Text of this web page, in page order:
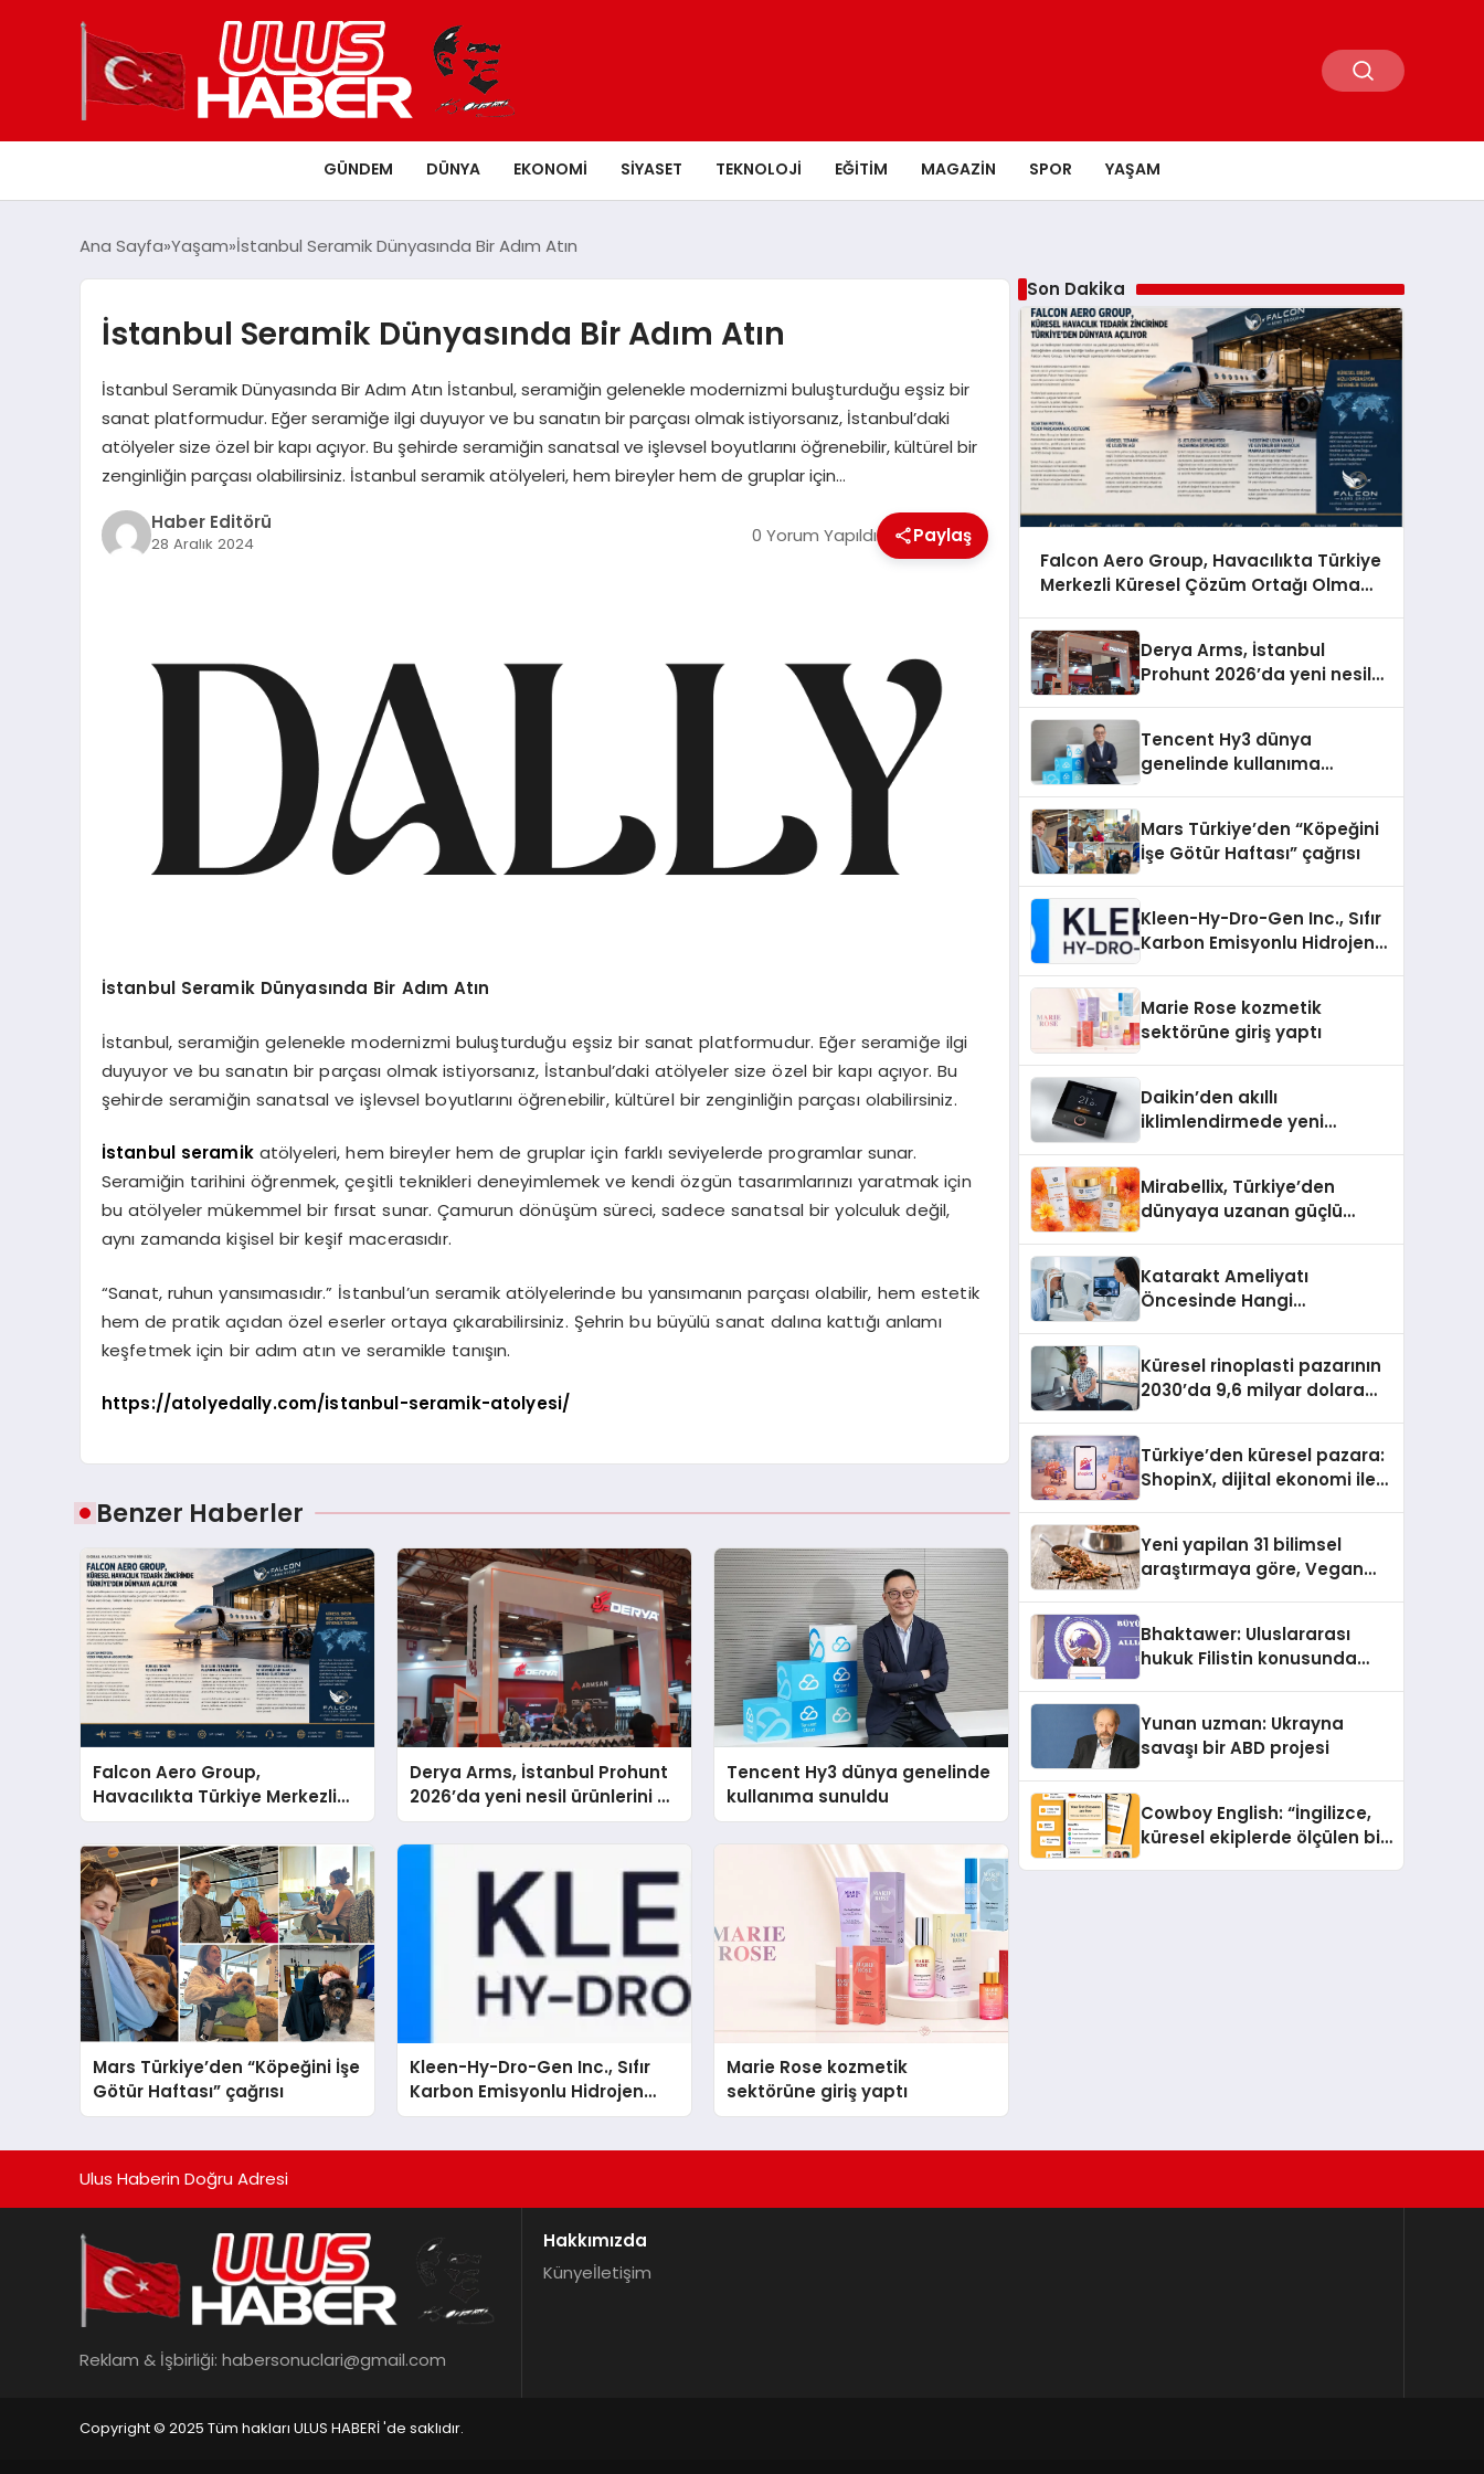
GÜNDEM DÜNYA EKONOMI SIYASET TEKNOLOJI EĞITIM MAGAZIN SPOR YAŞAM
Ana Sayfa Yaşam İstanbul Seramik Dünyasında Bir Adım Atın
İstanbul Seramik Dünyasında Bir Adım Atın
İstanbul Seramik Dünyasında Bir Adım Atın İstanbul, seramiğin gelenekle modernizmi buluşturduğu eşsiz bir
sanat platformudur. Eğer seramiğe ilgi duyuyor ve bu sanatın bir parçası olmak istiyorsanız, İstanbul’daki
atölyeler size özel bir kapı açıyor. Bu şehirde seramiğin sanatsal ve işlevsel boyutlarını öğrenebilir, kültürel bir
zenginliğin parçası olabilirsiniz. İstanbul seramik atölyeleri, hem bireyler hem de gruplar için…
Haber Editörü
28 Aralık 2024 0 Yorum Yapıldı Paylaş
İstanbul Seramik Dünyasında Bir Adım Atın
İstanbul, seramiğin gelenekle modernizmi buluşturduğu eşsiz bir sanat platformudur. Eğer seramiğe ilgi
duyuyor ve bu sanatın bir parçası olmak istiyorsanız, İstanbul’daki atölyeler size özel bir kapı açıyor. Bu
şehirde seramiğin sanatsal ve işlevsel boyutlarını öğrenebilir, kültürel bir zenginliğin parçası olabilirsiniz.
İstanbul seramikatölyeleri, hem bireyler hem de gruplar için farklı seviyelerde programlar sunar.
Seramiğin tarihini öğrenmek, çeşitli teknikleri deneyimlemek ve kendi özgün tasarımlarınızı yaratmak için
bu atölyeler mükemmel bir fırsat sunar. Çamurun dönüşüm süreci, sadece sanatsal bir yolculuk değil,
aynı zamanda kişisel bir keşif macerasıdır.
“Sanat, ruhun yansımasıdır.” İstanbul’un seramik atölyelerinde bu yansımanın parçası olabilir, hem estetik
hem de pratik açıdan özel eserler ortaya çıkarabilirsiniz. Şehrin bu büyülü sanat dalına kattığı anlamı
keşfetmek için bir adım atın ve seramikle tanışın.
https://atolyedally.com/istanbul-seramik-atolyesi/
Benzer Haberler
Falcon Aero Group,
Havacılıkta Türkiye Merkezli
Küresel Çözüm Ortağı Olma
Yolunda İlerliyor
Derya Arms, İstanbul Prohunt
2026’da yeni nesil ürünlerini ve
global marka vizyonunu
sergiledi
Tencent Hy3 dünya genelinde
kullanıma sunuldu
Mars Türkiye’den “Köpeğini İşe
Götür Haftası” çağrısı
Kleen-Hy-Dro-Gen Inc., Sıfır
Karbon Emisyonlu Hidrojen
Isıtma Teknolojisinde ISO ve
Marie Rose kozmetik
sektörüne giriş yaptı
Son Dakika
Falcon Aero Group, Havacılıkta Türkiye
Merkezli Küresel Çözüm Ortağı Olma
Derya Arms, İstanbul
Prohunt 2026’da yeni nesil
Tencent Hy3 dünya
genelinde kullanıma
Mars Türkiye’den “Köpeğini
İşe Götür Haftası” çağrısı
Kleen-Hy-Dro-Gen Inc., Sıfır
Karbon Emisyonlu Hidrojen
Aldı
Marie Rose kozmetik
sektörüne giriş yaptı
Daikin’den akıllı
iklimlendirmede yeni
Mirabellix, Türkiye’den
dünyaya uzanan güçlü
Katarakt Ameliyatı
Öncesinde Hangi
Küresel rinoplasti pazarının
2030’da 9,6 milyar dolara
Türkiye’den küresel pazara:
ShopinX, dijital ekonomi ile
Yeni yapilan 31 bilimsel
araştırmaya göre, Vegan
Sindirildiğini Ortaya Koydu
Bhaktawer: Uluslararası
hukuk Filistin konusunda
Yunan uzman: Ukrayna
savaşı bir ABD projesi
Cowboy English: “İngilizce,
küresel ekiplerde ölçülen bir
Ulus Haberin Doğru Adresi
Reklam & İşbirliği: habersonuclari@gmail.com
Hakkımızda
Künyeİletişim
Copyright © 2025 Tüm hakları ULUS HABERİ 'de saklıdır.